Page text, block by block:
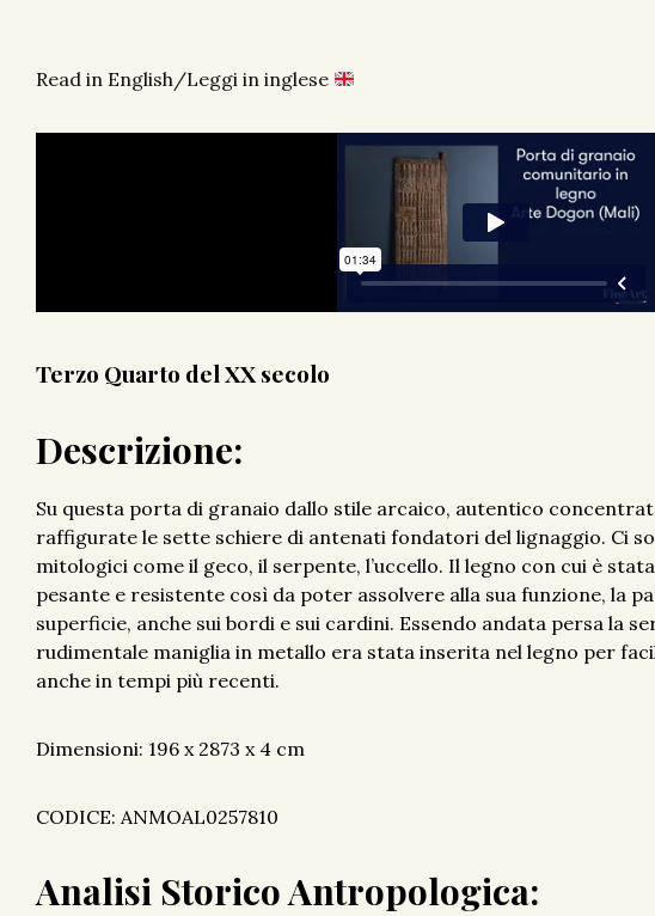
Read in English/Leggi in inglese
Terzo Quarto del XX secolo
Descrizione:
Su questa porta di granaio dallo stile arcaico, autentico
raffigurate le sette schiere di antenati fondatori del lignaggio. Ci
mitologici come il geco, il serpente, l’uccello. Il legno con cui è
pesante e resistente così da poter assolvere alla sua funzione, la
superficie, anche sui bordi e sui cardini. Essendo andata persa la
rudimentale maniglia in metallo era stata inserita nel legno per
anche in tempi più recenti.
Dimensioni: 196 x 2873 x 4 cm
CODICE: ANMOAL0257810
Analisi Storico Antropologica: